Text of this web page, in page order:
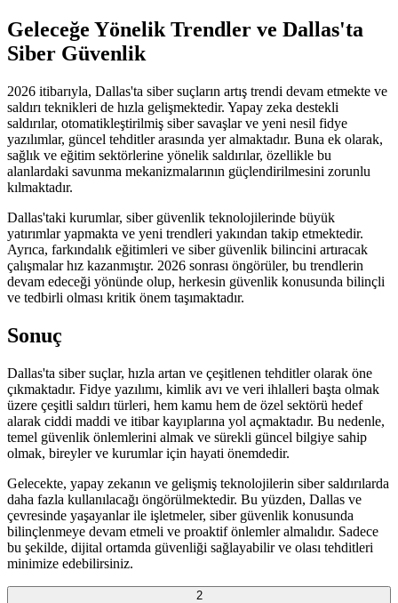
Geleceğe Yönelik Trendler ve Dallas'ta
Siber Güvenlik
2026 itibarıyla, Dallas'ta siber suçların artış trendi devam etmekte ve
saldırı teknikleri de hızla gelişmektedir. Yapay zeka destekli
saldırılar, otomatikleştirilmiş siber savaşlar ve yeni nesil fidye
yazılımlar, güncel tehditler arasında yer almaktadır. Buna ek olarak,
sağlık ve eğitim sektörlerine yönelik saldırılar, özellikle bu
alanlardaki savunma mekanizmalarının güçlendirilmesini zorunlu
kılmaktadır.
Dallas'taki kurumlar, siber güvenlik teknolojilerinde büyük
yatırımlar yapmakta ve yeni trendleri yakından takip etmektedir.
Ayrıca, farkındalık eğitimleri ve siber güvenlik bilincini artıracak
çalışmalar hız kazanmıştır. 2026 sonrası öngörüler, bu trendlerin
devam edeceği yönünde olup, herkesin güvenlik konusunda bilinçli
ve tedbirli olması kritik önem taşımaktadır.
Sonuç
Dallas'ta siber suçlar, hızla artan ve çeşitlenen tehditler olarak öne
çıkmaktadır. Fidye yazılımı, kimlik avı ve veri ihlalleri başta olmak
üzere çeşitli saldırı türleri, hem kamu hem de özel sektörü hedef
alarak ciddi maddi ve itibar kayıplarına yol açmaktadır. Bu nedenle,
temel güvenlik önlemlerini almak ve sürekli güncel bilgiye sahip
olmak, bireyler ve kurumlar için hayati önemdedir.
Gelecekte, yapay zekanın ve gelişmiş teknolojilerin siber saldırılarda
daha fazla kullanılacağı öngörülmektedir. Bu yüzden, Dallas ve
çevresinde yaşayanlar ile işletmeler, siber güvenlik konusunda
bilinçlenmeye devam etmeli ve proaktif önlemler almalıdır. Sadece
bu şekilde, dijital ortamda güvenliği sağlayabilir ve olası tehditleri
minimize edebilirsiniz.
2